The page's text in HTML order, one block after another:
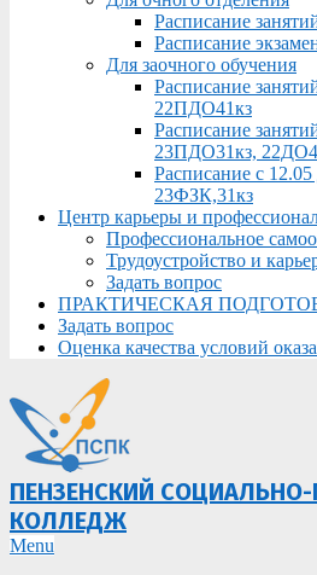
Расписание
Расписание
Для заочного обучения
Расписание
22ПДО41кз
Расписание
23ПДО31кз,
Расписание с
23ФЗК,31кз
Центр карьеры и
Профессиональное
Трудоустройство и
Задать вопрос
ПРАКТИЧЕСКАЯ
Задать вопрос
Оценка качества условий
ПЕНЗЕНСКИЙ СОЦИАЛЬНО-
КОЛЛЕДЖ
Primary
Menu